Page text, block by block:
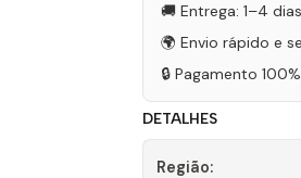
🚚 Entrega: 1–4
🌍 Envio rápido e
🔒 Pagamento
DETALHES
Região: